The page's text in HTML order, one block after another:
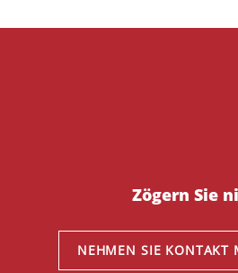
Zögern Sie
NEHMEN SIE KONTAKT